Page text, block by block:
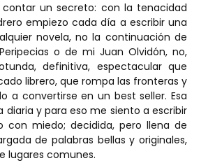
un secreto: con la tenacidad
empiezo cada día a escribir una
novela, no la continuación de
o de mi Juan Olvidón, no,
definitiva, espectacular que
librero, que rompa las fronteras y
a convertirse en un best seller. Esa
diaria y para eso me siento a escribir
con miedo; decidida, pero llena de
de palabras bellas y originales,
lugares comunes.